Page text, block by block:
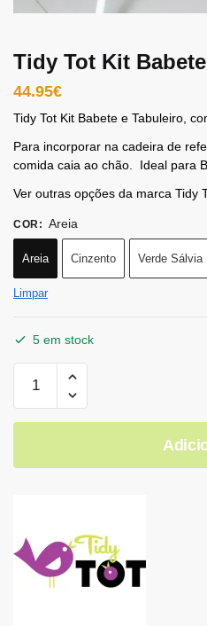
Tidy Tot Kit
44.95€
Tidy Tot Kit Babete e Tabuleiro,
Para incorporar na cadeira de
comida caia ao chão. Ideal para
Ver outras opções da marca Tidy
COR: Areia
Areia Cinzento Verde Sálvia
Limpar
5 em stock